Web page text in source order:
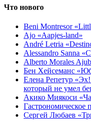
Что нового
Beni Montresor
Ajo «Aapjes-land»
André Letria
Alessandro Sanna
Alberto Morales
Бен Хейсеманс
Елена Репетур
который не умел
Акико Миякоси
Гастрономическое
Сергей Любаев